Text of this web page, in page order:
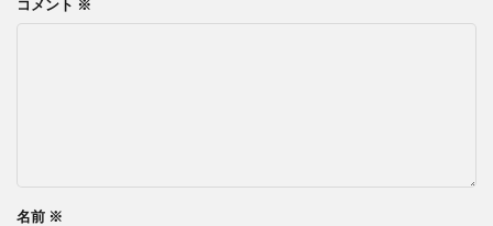
コメント ※
名前 ※